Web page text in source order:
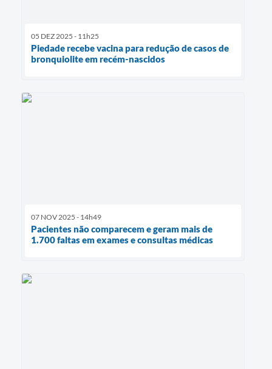
05 DEZ 2025 - 11h25
Piedade recebe vacina para redução de casos de
bronquiolite em recém-nascidos
07 NOV 2025 - 14h49
Pacientes não comparecem e geram mais de
1.700 faltas em exames e consultas médicas